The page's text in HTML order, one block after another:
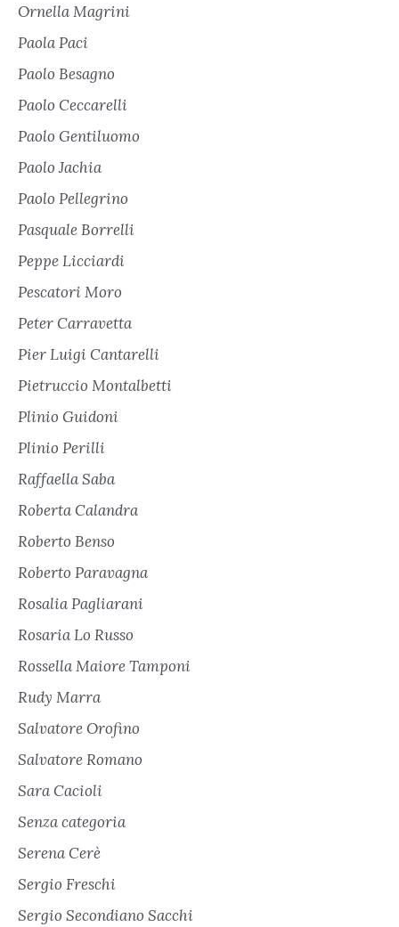
Ornella Magrini
Paola Paci
Paolo Besagno
Paolo Ceccarelli
Paolo Gentiluomo
Paolo Jachia
Paolo Pellegrino
Pasquale Borrelli
Peppe Licciardi
Pescatori Moro
Peter Carravetta
Pier Luigi Cantarelli
Pietruccio Montalbetti
Plinio Guidoni
Plinio Perilli
Raffaella Saba
Roberta Calandra
Roberto Benso
Roberto Paravagna
Rosalia Pagliarani
Rosaria Lo Russo
Rossella Maiore Tamponi
Rudy Marra
Salvatore Orofino
Salvatore Romano
Sara Cacioli
Senza categoria
Serena Cerè
Sergio Freschi
Sergio Secondiano Sacchi